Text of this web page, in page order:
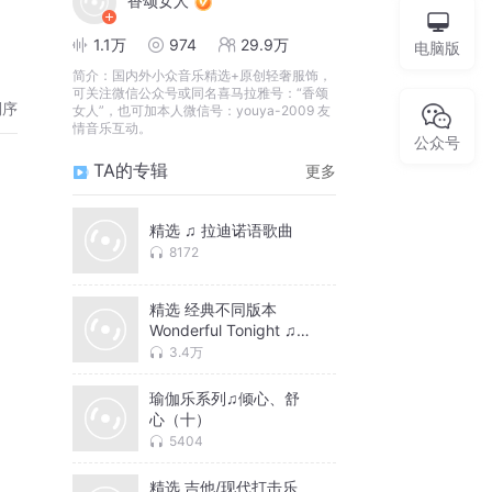
1.1万 974 29.9万
简介： 国内外小众音乐精选+原创轻奢服饰，
可关注微信公众号或同名喜马拉雅号：“香颂
女人”，也可加本人微信号：youya-2009 友
情音乐互动。
TA的专辑 更多
精选 ♫ 拉迪诺语歌曲
8172
精选 经典不同版本
Wonderful Tonight ♫
迷人的夜晚
3.4万
瑜伽乐系列♫倾心、舒
心（十）
5404
精选 吉他/现代打击乐
电脑版
公众号